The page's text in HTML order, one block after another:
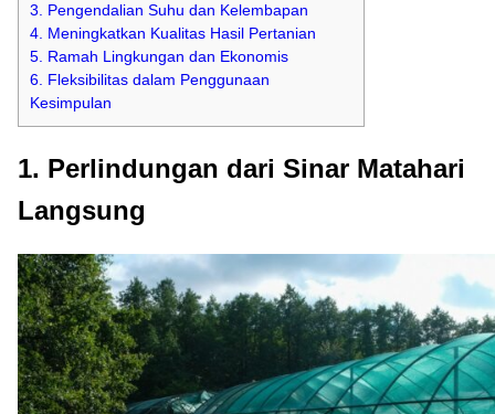
3. Pengendalian Suhu dan Kelembapan
4. Meningkatkan Kualitas Hasil Pertanian
5. Ramah Lingkungan dan Ekonomis
6. Fleksibilitas dalam Penggunaan
Kesimpulan
1. Perlindungan dari Sinar Matahari
Langsung